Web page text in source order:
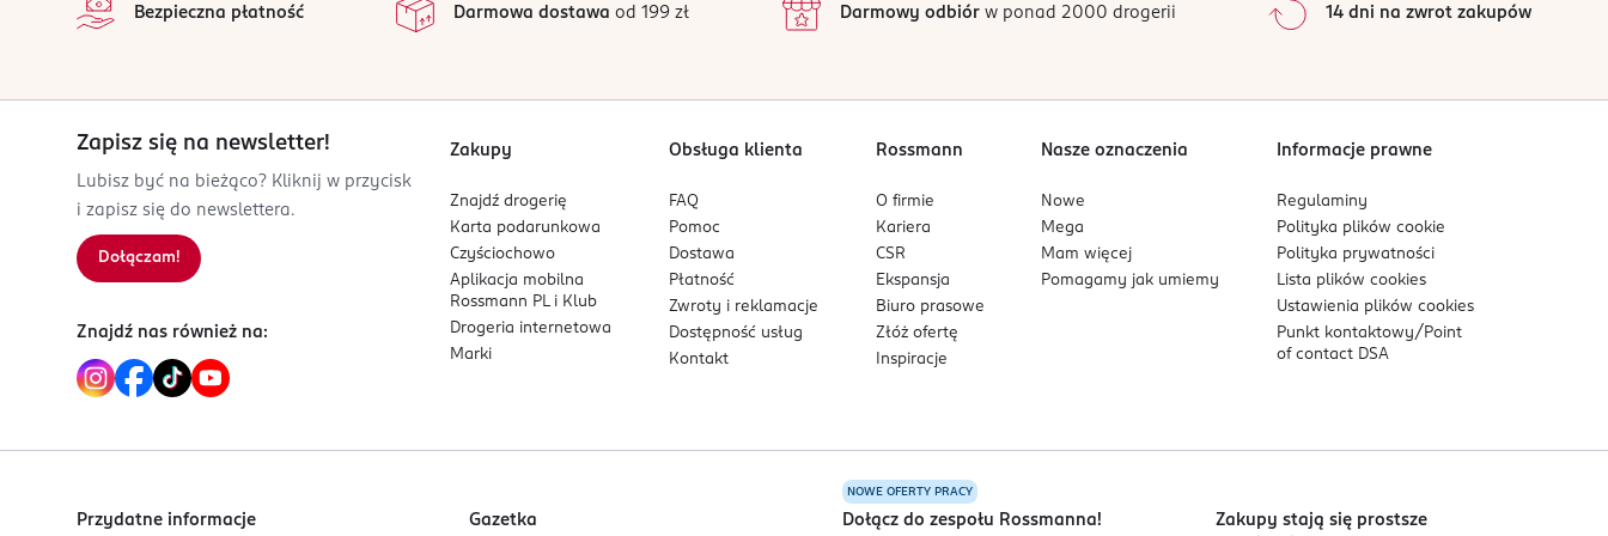
• Przechowuj w temperaturze pokojowej.
stosowany codziennie i Twój specjalista nie zaleci inaczej.
OSTRZEŻENIA DOTYCZĄCE BEZPIECZEŃSTWA
Zapoznaj się z ulotką wewnątrz opakowania zawierającą instrukcje i ważne informacje na temat bezpieczeństwa. Nie stosować w przypadku uczulenia na
którykolwiek składnik produktu.
PRODUCENT/PODMIOT ODPOWIEDZIALNY
Rafał Pytlak
02-674
1
0%
Sortowanie wgdata: od najnowszej
Bezpieczna płatność Darmowa dostawa od 199 zł Darmowy odbiórw ponad 2000 drogerii 14 dni na zwrot zakupów
Zapisz się na newsletter!
Lubisz być na bieżąco? Kliknij w przycisk
i zapisz się do newslettera.
Dołączam!
Znajdź nas również na:
Zakupy
Znajdź drogerię
Karta podarunkowa
Czyściochowo
Aplikacja mobilna
Rossmann PL i Klub
Drogeria internetowa
Marki
Obsługa klienta
FAQ
Pomoc
Dostawa
Płatność
Zwroty i reklamacje
Dostępność usług
Kontakt
Rossmann
O firmie
Kariera
CSR
Ekspansja
Biuro prasowe
Złóż ofertę
Inspiracje
Nasze oznaczenia
Nowe
Mega
Mam więcej
Pomagamy jak umiemy
Informacje prawne
Regulaminy
Polityka plikówcookie
Polityka prywatności
Lista plikówcookies
Ustawienia plikówcookies
Punkt kontaktowy/ Point
of contact DSA
Przydatne informacje Gazetka
NOWE OFERTY PRACY
Dołącz do zespołu Rossmanna! Zakupy stają się prostsze